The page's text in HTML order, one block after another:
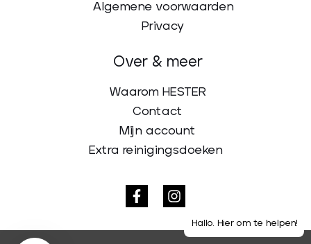
Algemene voorwaarden
Privacy
Over & meer
Waarom HESTER
Contact
Mijn account
Extra reinigingsdoeken
Hallo. Hier om te helpen!